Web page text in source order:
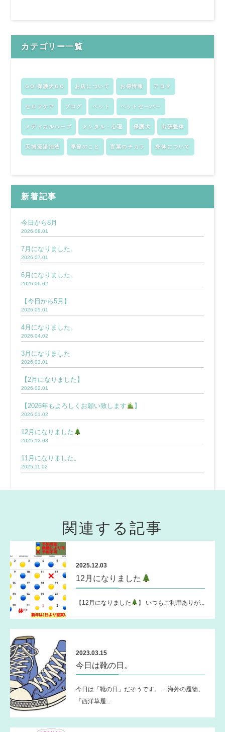
カテゴリー一覧
GO!保護犬GO お店について お得情報 アロマ
セルフケア ブログ ペット ペットセーバー
メディカルハーブ メンタル・心理 保護犬 出張整体
天城流湯治法 季節のこと 言葉のチカラ 身体について
新着記事
今日から8月
2026.08.01
7月になりました。
2026.07.01
6月になりました。
2026.06.02
【今日から5月】
2026.05.01
4月になりました。
2026.04.02
3月になりました
2026.03.01
【2月になりました】
2026.02.01
【2026年もよろしくお願い致します 】
2026.01.02
12月になりました
2025.12.03
11月になりました。
2025.11.02
関連する記事
2025.12.03
12月になりました
【12月になりました 】 いつもご利用ありが...
2023.03.15
今日は靴の日。
今日は「靴の日」だそうです。 . . 海外の履物、
「西洋草履...